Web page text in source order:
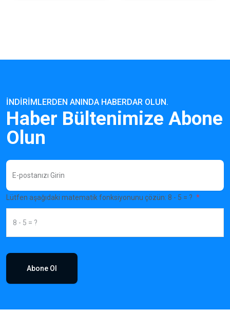
İNDIRIMLERDEN ANINDA HABERDAR OLUN.
Haber Bültenimize Abone
Olun
Lütfen aşağıdaki matematik fonksiyonunu çözün: 8 - 5 = ?
Abone Ol